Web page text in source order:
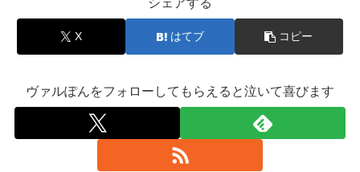
シェアする
X はてブ コピー
ヴァルぽんをフォローしてもらえると泣いて喜びます